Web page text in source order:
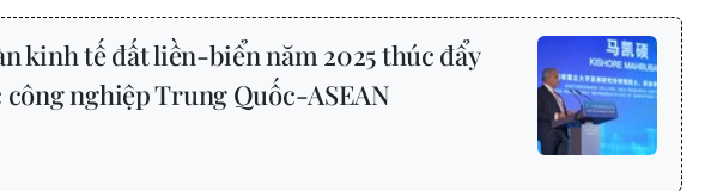
kinh tế đất liền-biển năm 2025 thúc đẩy
công nghiệp Trung Quốc-ASEAN